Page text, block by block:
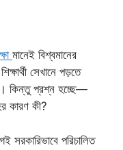
মানেই বিশ্বমানের
সেখানে পড়তে
কিন্তু প্রশ্ন হচ্ছে—
কারণ কী?
সরকারিভাবে পরিচালিত